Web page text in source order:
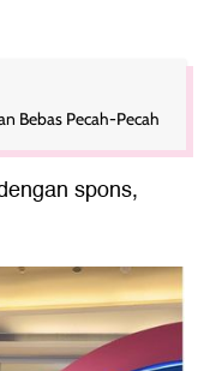
Bebas Pecah-Pecah
spons,